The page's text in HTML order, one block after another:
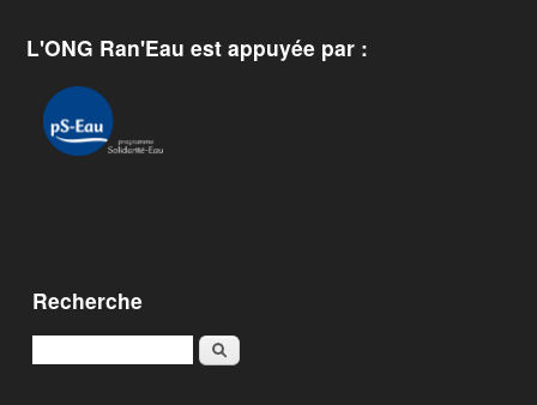
L'ONG Ran'Eau est appuyée par :
Recherche
Rechercher